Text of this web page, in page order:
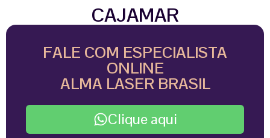
CAJAMAR
FALE COM ESPECIALISTA
ONLINE
ALMA LASER BRASIL
Clique aqui